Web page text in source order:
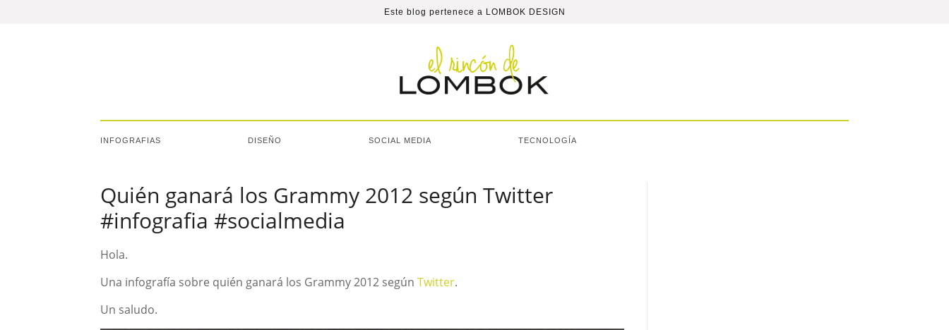
Este blog pertenece a LOMBOK DESIGN
INFOGRAFIAS DISEÑO SOCIAL MEDIA TECNOLOGÍA
Quién ganará los Grammy 2012 según Twitter
#infografia #socialmedia
Hola.
Una infografía sobre quién ganará los Grammy 2012 según Twitter.
Un saludo.